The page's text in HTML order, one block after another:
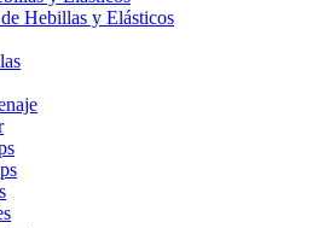
Hebillas y Elásticos